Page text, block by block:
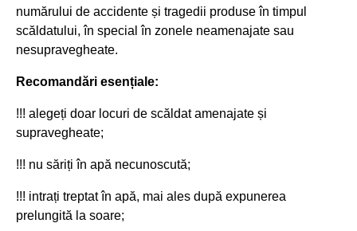
numărului de accidente și tragedii produse în timpul
scăldatului, în special în zonele neamenajate sau
nesupravegheate.
Recomandări esențiale:
!!! alegeți doar locuri de scăldat amenajate și
supravegheate;
!!! nu săriți în apă necunoscută;
!!! intrați treptat în apă, mai ales după expunerea
prelungită la soare;